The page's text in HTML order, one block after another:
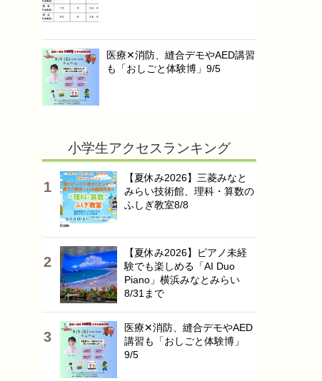
医療✕消防、縫合デモやAED講習
も「おしごと体験博」9/5
小学生アクセスランキング
【夏休み2026】三菱みなと
みらい技術館、理科・算数の
ふしぎ教室8/8
【夏休み2026】ピアノ未経
験でも楽しめる「AI Duo
Piano」横浜みなとみらい
8/31まで
医療✕消防、縫合デモやAED
講習も「おしごと体験博」
9/5